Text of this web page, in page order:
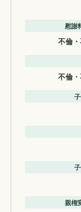
慰謝
不倫
不倫
親権